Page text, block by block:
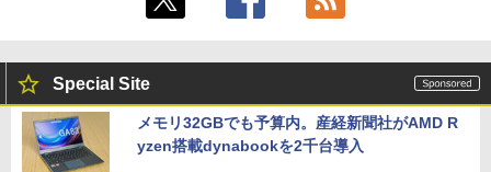
Special Site
メモリ32GBでも予算内。産経新聞社がAMD R
yzen搭載dynabookを2千台導入